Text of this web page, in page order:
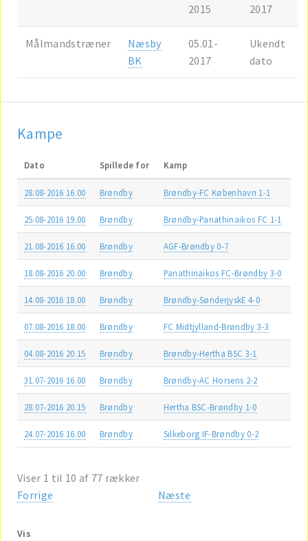
2015 2017
Målmandstræner
Næsby
BK
05.01-
2017
Ukendt
dato
Kampe
Dato Spillede for Kamp
28.08-2016 16.00 Brøndby Brøndby-FC København 1-1
25.08-2016 19.00 Brøndby Brøndby-Panathinaikos FC 1-1
21.08-2016 16.00 Brøndby AGF-Brøndby 0-7
18.08-2016 20.00 Brøndby Panathinaikos FC-Brøndby 3-0
14.08-2016 18.00 Brøndby Brøndby-SønderjyskE 4-0
07.08-2016 18.00 Brøndby FC Midtjylland-Brøndby 3-3
04.08-2016 20.15 Brøndby Brøndby-Hertha BSC 3-1
31.07-2016 16.00 Brøndby Brøndby-AC Horsens 2-2
28.07-2016 20.15 Brøndby Hertha BSC-Brøndby 1-0
24.07-2016 16.00 Brøndby Silkeborg IF-Brøndby 0-2
Viser 1 til 10 af 77 rækker
Forrige
Næste
Vis